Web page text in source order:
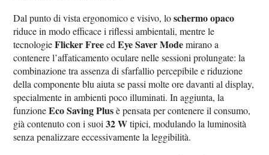
Dal punto di vista ergonomico e visivo, loschermo opaco
riduce in modo efficace i riflessi ambientali, mentre le
tecnologieFlicker FreeedEye Saver Modemirano a
contenere l’affaticamento oculare nelle sessioni prolungate: la
combinazione tra assenza di sfarfallio percepibile e riduzione
della componente blu aiuta se passi molte ore davanti al display,
specialmente in ambienti poco illuminati. In aggiunta, la
funzioneEco Saving Plusè pensata per contenere il consumo,
già contenuto con i suoi32 Wtipici, modulando la luminosità
senza penalizzare eccessivamente la leggibilità.